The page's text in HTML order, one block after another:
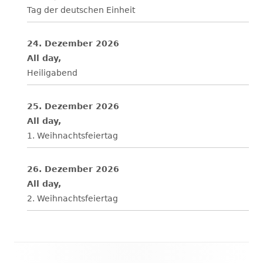
Tag der deutschen Einheit
24. Dezember 2026
All day,
Heiligabend
25. Dezember 2026
All day,
1. Weihnachtsfeiertag
26. Dezember 2026
All day,
2. Weihnachtsfeiertag